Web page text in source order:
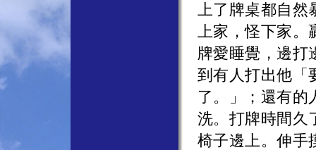
上了牌桌都自然
上家，怪下家。
牌愛睡覺，邊打
到有人打出他「
了。」；還有的
洗。打牌時間久
椅子邊上。伸手